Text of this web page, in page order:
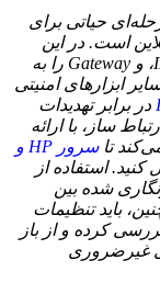
حیاتی برای
است. در این
مرحله، باید تنظیمات مربوط به آدرس IP، DNS، و Gateway را به
ابزارهای امنیتی
در برابر تهدیدات
ساز، با ارائه
تا
سرور HP و
استفاده از
باید تنظیمات
کرده و از باز
غیرضروری